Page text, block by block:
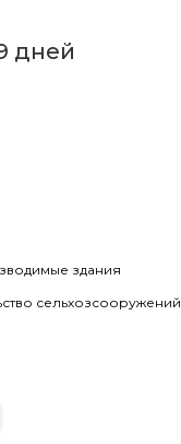
дней
здания
сельхозсооружений